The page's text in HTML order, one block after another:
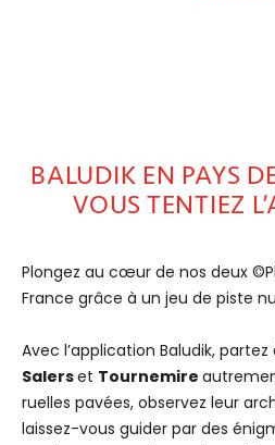
BALUDIK EN PAYS
VOUS TENTIEZ
Plongez au cœur de nos deux
France grâce à un jeu de piste
Avec l’application Baludik,
Salerset Tournemire
ruelles pavées, observez leur
laissez-vous guider par des